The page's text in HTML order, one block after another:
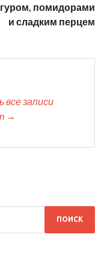
помидорами
и сладким перцем
записи
→